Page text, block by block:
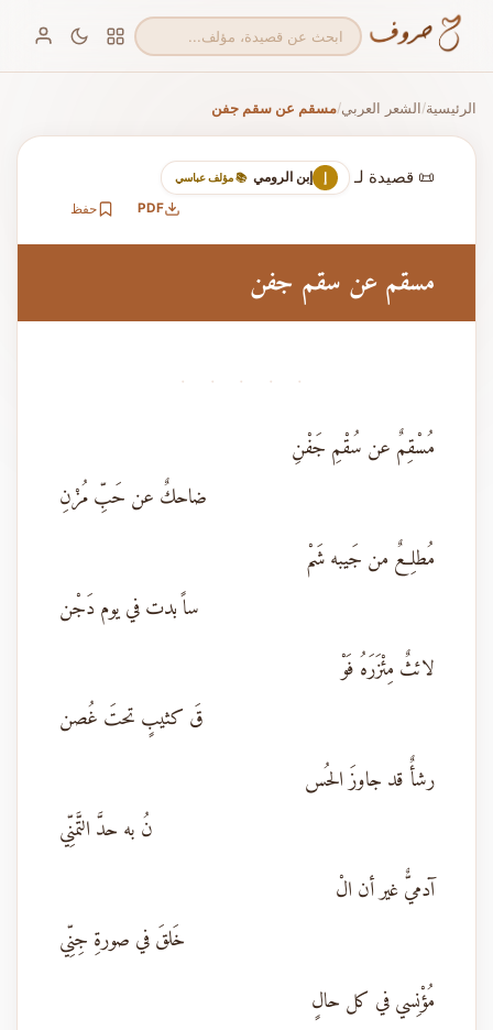
الرئيسية/الشعر العربي/مسقم عن سقم جفن
📜 قصيدة لـ إ إبن الرومي 📚 مؤلف عباسي
PDF حفظ
مسقم عن سقم جفن
· · · · ·
مُسْقِمٌ عن سُقْمِ جَفْنِ
ضاحكٌ عن حَبِّ مُزْنِ
مُطلِعٌ من جَيبه شَمْ
ساً بدت في يوم دَجْن
لائثٌ مِئْزَرَهُ فَوْ
قَ كثيبٍ تحتَ غُصن
رشأٌ قد جاوزَ الحُس
نُ به حدَّ التَّمنِّي
آدميٌّ غير أن الْ
خَلقَ في صورةِ جِنِّي
مُؤْنِسي في كل حالٍ